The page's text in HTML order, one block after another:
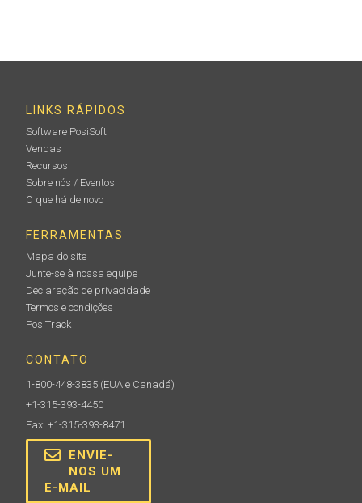
LINKS RÁPIDOS
Software PosiSoft
Vendas
Recursos
Sobre nós / Eventos
O que há de novo
FERRAMENTAS
Mapa do site
Junte-se à nossa equipe
Declaração de privacidade
Termos e condições
PosiTrack
CONTATO
1-800-448-3835 (EUA e Canadá)
+1-315-393-4450
Fax: +1-315-393-8471
ENVIE-
NOS UM
E-MAIL